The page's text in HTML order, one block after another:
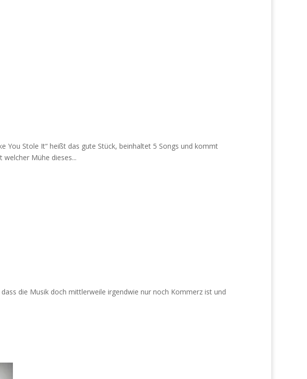
You Stole It“ heißt das gute Stück, beinhaltet 5 Songs und kommt
Mühe dieses...
die Musik doch mittlerweile irgendwie nur noch Kommerz ist und